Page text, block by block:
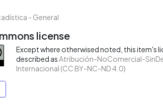
- General
license
Except where otherwised noted, this item's
described as Atribución-NoComercial-
Internacional (CC BY-NC-ND 4.0)